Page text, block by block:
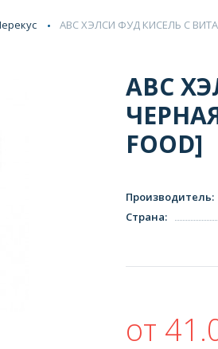
АВС ХЭЛСИ ФУД КИСЕЛЬ С
АВС
FOOD]
Производитель:
Страна:
от